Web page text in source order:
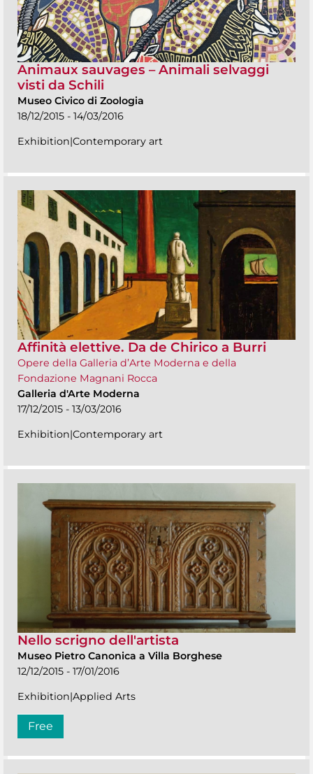
Animaux sauvages – Animali selvaggi
visti da Schili
Museo Civico di Zoologia
18/12/2015 - 14/03/2016
Exhibition|Contemporary art
Affinità elettive. Da de Chirico a Burri
Opere della Galleria d’Arte Moderna e della
Fondazione Magnani Rocca
Galleria d'Arte Moderna
17/12/2015 - 13/03/2016
Exhibition|Contemporary art
Nello scrigno dell'artista
Museo Pietro Canonica a Villa Borghese
12/12/2015 - 17/01/2016
Exhibition|Applied Arts
Free